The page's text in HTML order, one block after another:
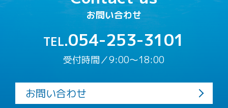
お問い合わせ
TEL.054-253-3101
受付時間／9:00〜18:00
お問い合わせ